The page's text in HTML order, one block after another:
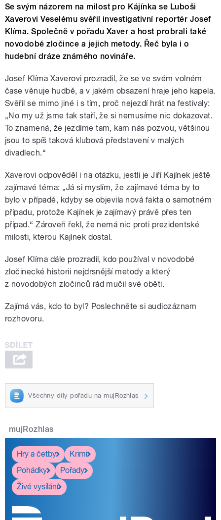
Se svým názorem na milost pro Kájínka se Luboši
Xaverovi Veselému svěřil investigativní reportér Josef
Klíma. Společně v pořadu Xaver a host probrali také
novodobé zločince a jejich metody. Řeč byla i o
hudební dráze známého novináře.
Josef Klíma Xaverovi prozradil, že se ve svém volném
čase věnuje hudbě, a v jakém obsazení hraje jeho kapela.
Svěřil se mimo jiné i s tím, proč nejezdí hrát na festivaly:
„No my už jsme tak staří, že si nemusíme nic dokazovat.
To znamená, že jezdíme tam, kam nás pozvou, většinou
jsou to spíš taková klubová představení v malých
divadlech.“
Xaverovi odpověděl i na otázku, jestli je Jiří Kajínek ještě
zajímavé téma: „Já si myslím, že zajímavé téma by to
bylo v případě, kdyby se objevila nová fakta o samotném
případu, protože Kajínek je zajímavý právě přes ten
případ.“ Zároveň řekl, že nemá nic proti prezidentské
milosti, kterou Kajínek dostal.
Josef Klíma dále prozradil, kdo používal v novodobé
zločinecké historii nejdrsnější metody a který
z novodobých zločinců rád mučil své oběti.
Zajímá vás, kdo to byl? Poslechněte si audiozáznam
rozhovoru.
Všechny díly pořadu na mujRozhlas
mujRozhlas
Hry a četby
Krimi
Pohádky
Pořady
Živé vysílání